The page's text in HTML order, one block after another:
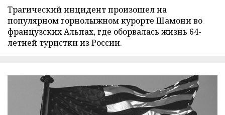
Трагический инцидент произошел на
популярном горнолыжном курорте Шамони во
французских Альпах, где оборвалась жизнь 64-
летней туристки из России.